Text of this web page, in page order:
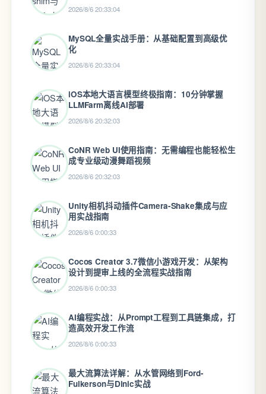
2026/8/6 20:33:04
MySQL全量实战手册：从基础配置到高级优
化
2026/8/6 20:33:04
iOS本地大语言模型终极指南：10分钟掌握
LLMFarm离线AI部署
2026/8/6 20:32:03
CoNR Web UI使用指南：无需编程也能轻松生
成专业级动漫舞蹈视频
2026/8/6 20:32:03
Unity相机抖动插件Camera-Shake集成与应
用实战指南
2026/8/6 0:00:33
Cocos Creator 3.7微信小游戏开发：从架构
设计到提审上线的全流程实战指南
2026/8/6 0:00:33
AI编程实战：从Prompt工程到工具链集成，打
造高效开发工作流
2026/8/6 0:00:33
最大流算法详解：从水管网络到Ford-
Fulkerson与Dinic实战